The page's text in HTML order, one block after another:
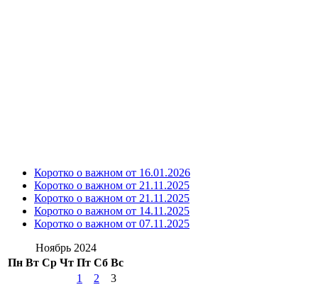
Коротко о важном от 16.01.2026
Коротко о важном от 21.11.2025
Коротко о важном от 21.11.2025
Коротко о важном от 14.11.2025
Коротко о важном от 07.11.2025
Ноябрь 2024
Пн Вт Ср Чт Пт Сб Вс
1
2
3